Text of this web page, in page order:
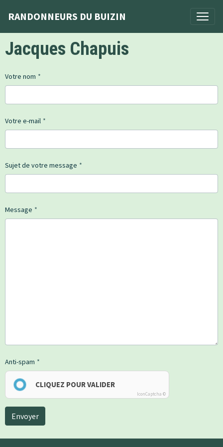
RANDONNEURS DU BUIZIN
Jacques Chapuis
Votre nom
Votre e-mail
Sujet de votre message
Message
Anti-spam
CLIQUEZ POUR VALIDER
IconCaptcha ©
Envoyer